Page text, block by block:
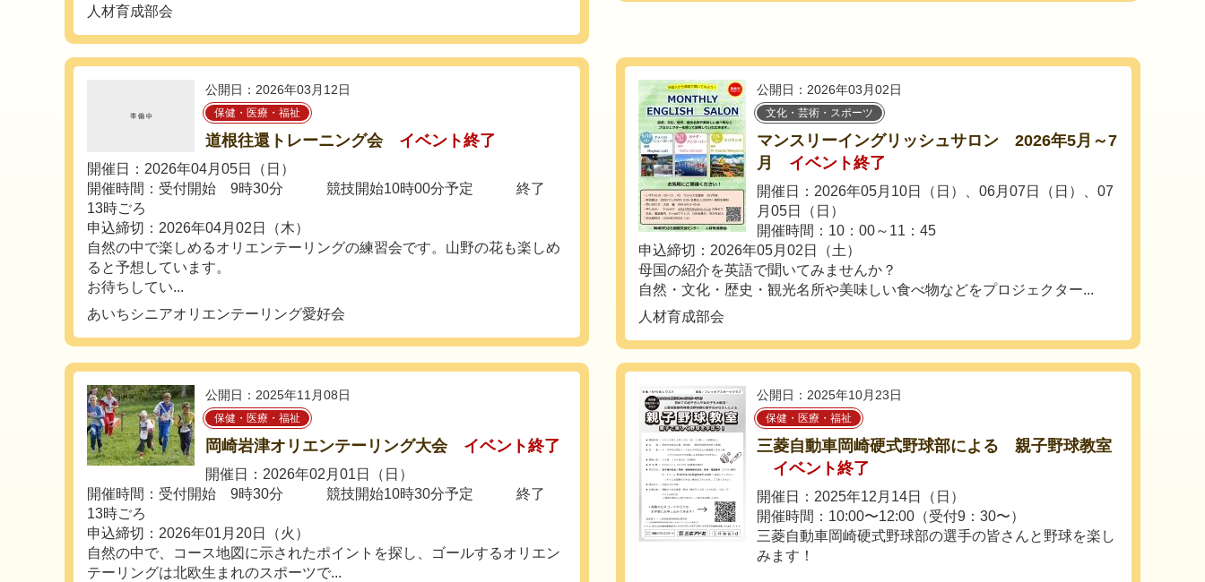
人材育成部会
公開日：2026年03月12日
保健・医療・福祉
道根往還トレーニング会 イベント終了
開催日：2026年04月05日（日）
開催時間：受付開始 9時30分 競技開始10時00分予定 終了
13時ごろ
申込締切：2026年04月02日（木）
自然の中で楽しめるオリエンテーリングの練習会です。山野の花も楽しめ
ると予想しています。
お待ちしてい...
あいちシニアオリエンテーリング愛好会
公開日：2026年03月02日
文化・芸術・スポーツ
マンスリーイングリッシュサロン 2026年5月～7
月
イベント終了
開催日：2026年05月10日（日）、06月07日（日）、07
月05日（日）
開催時間：10：00～11：45
申込締切：2026年05月02日（土）
母国の紹介を英語で聞いてみませんか？
自然・文化・歴史・観光名所や美味しい食べ物などをプロジェクター...
人材育成部会
公開日：2025年11月08日
保健・医療・福祉
岡崎岩津オリエンテーリング大会 イベント終了
開催日：2026年02月01日（日）
開催時間：受付開始 9時30分 競技開始10時30分予定 終了
13時ごろ
申込締切：2026年01月20日（火）
自然の中で、コース地図に示されたポイントを探し、ゴールするオリエン
テーリングは北欧生まれのスポーツで...
公開日：2025年10月23日
保健・医療・福祉
三菱自動車岡崎硬式野球部による 親子野球教室
イベント終了
開催日：2025年12月14日（日）
開催時間：10:00〜12:00（受付9：30〜）
三菱自動車岡崎硬式野球部の選手の皆さんと野球を楽し
みます！